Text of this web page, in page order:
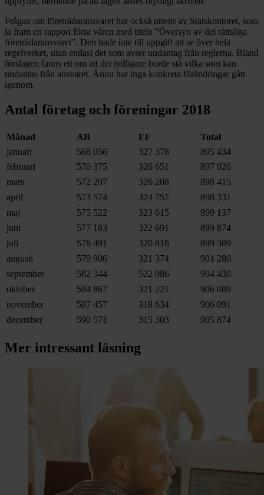
Frågan om företrädaransvaret har också utretts av Statskontoret, som
la fram en rapport förra våren med titeln ”Översyn av det rättsliga
företrädaransvaret”. Den hade inte till uppgift att se över hela
regelverket, utan endast det som avser undantag från reglerna. Bland
förslagen fanns ett om att det tydligare borde stå vilka som kan
undantas från ansvaret. Ännu har inga konkreta förändringar gått
igenom.
Antal företag och föreningar 2018
Månad AB EF
Total
januari
568 056 327 378
895 434
februari
570 375 326 651
897 026
mars
572 207 326 208
898 415
april
573 574 324 757
898 331
maj
575 522 323 615
899 137
juni
577 183 322 691
899 874
juli
578 491 320 818
899 309
augusti
579 906 321 374
901 280
september
582 344 522 086
904 430
oktober
584 867 321 221
906 088
november
587 457 318 634
906 091
december
590 571 315 303 905 874
Mer intressant läsning